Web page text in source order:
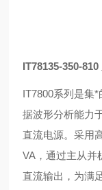
IT78135-350-
IT7800系列是集
据波形分析能力
直流电源。采用
VA，通过主从并
直流输出，为满